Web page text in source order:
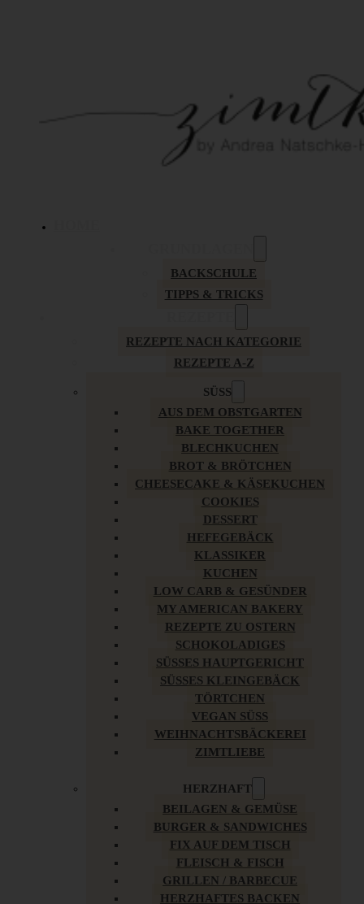
BACKSCHULE
TIPPS & TRICKS
REZEPTE NACH KATEGORIE
REZEPTE A-Z
SÜSS
AUS DEM OBSTGARTEN
BAKE TOGETHER
BLECHKUCHEN
BROT & BRÖTCHEN
CHEESECAKE & KÄSEKUCHEN
COOKIES
DESSERT
HEFEGEBÄCK
KLASSIKER
KUCHEN
LOW CARB & GESÜNDER
MY AMERICAN BAKERY
REZEPTE ZU OSTERN
SCHOKOLADIGES
SÜSSES HAUPTGERICHT
SÜSSES KLEINGEBÄCK
TÖRTCHEN
VEGAN SÜSS
WEIHNACHTSBÄCKEREI
ZIMTLIEBE
HERZHAFT
BEILAGEN & GEMÜSE
BURGER & SANDWICHES
FIX AUF DEM TISCH
FLEISCH & FISCH
GRILLEN / BARBECUE
HERZHAFTES BACKEN